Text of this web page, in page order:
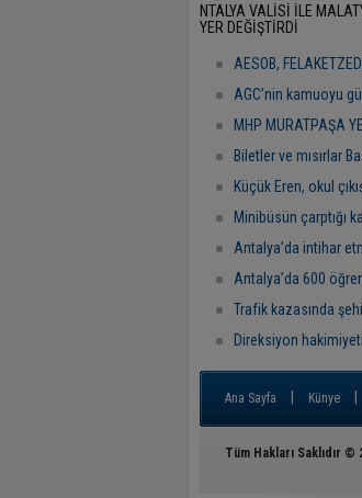
NTALYA VALİSİ İLE
YER DEĞİŞTİRDİ
AESOB,
AGC’nin kamuoyu
MHP MURATPAŞA
Biletler ve mısırlar
Küçük Eren, okul
Minibüsün çarptığı
Antalya’da intihar
Antalya’da 600
Trafik kazasında
Direksiyon
Ana Sayfa Künye
Tüm Hakları Saklıdır ©